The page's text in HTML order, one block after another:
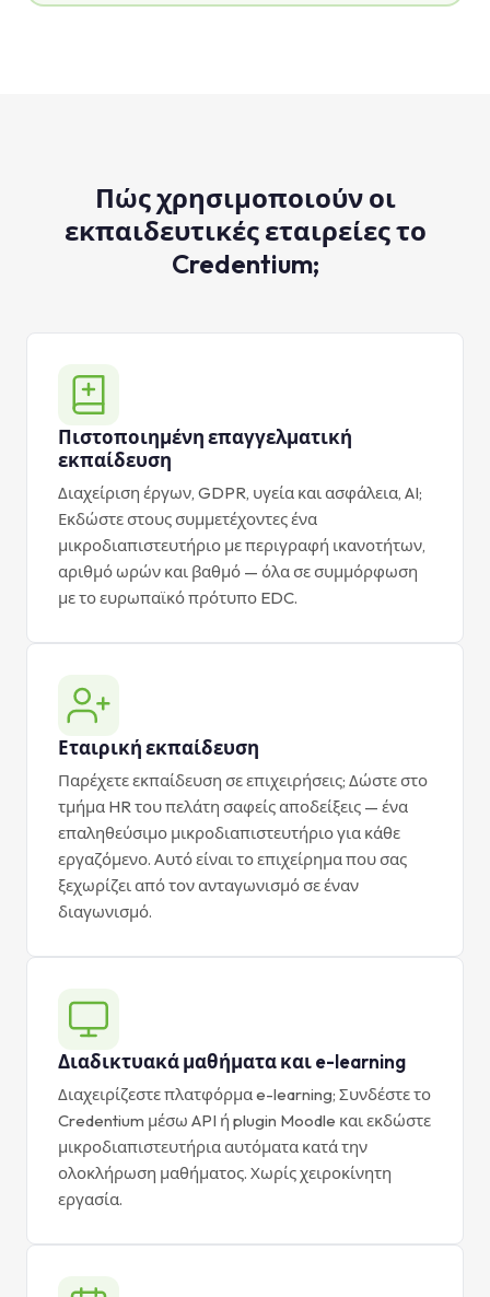
Πώς χρησιμοποιούν οι
εκπαιδευτικές εταιρείες το
Credentium;
Πιστοποιημένη επαγγελματική
εκπαίδευση
Διαχείριση έργων, GDPR, υγεία και ασφάλεια, AI;
Εκδώστε στους συμμετέχοντες ένα
μικροδιαπιστευτήριο με περιγραφή ικανοτήτων,
αριθμό ωρών και βαθμό — όλα σε συμμόρφωση
με το ευρωπαϊκό πρότυπο EDC.
Εταιρική εκπαίδευση
Παρέχετε εκπαίδευση σε επιχειρήσεις; Δώστε στο
τμήμα HR του πελάτη σαφείς αποδείξεις — ένα
επαληθεύσιμο μικροδιαπιστευτήριο για κάθε
εργαζόμενο. Αυτό είναι το επιχείρημα που σας
ξεχωρίζει από τον ανταγωνισμό σε έναν
διαγωνισμό.
Διαδικτυακά μαθήματα και e-learning
Διαχειρίζεστε πλατφόρμα e-learning; Συνδέστε το
Credentium μέσω API ή plugin Moodle και εκδώστε
μικροδιαπιστευτήρια αυτόματα κατά την
ολοκλήρωση μαθήματος. Χωρίς χειροκίνητη
εργασία.